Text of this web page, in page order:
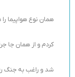
همان نوع هواپیما
کردم و از همان جا
شد و راغب به جنگ